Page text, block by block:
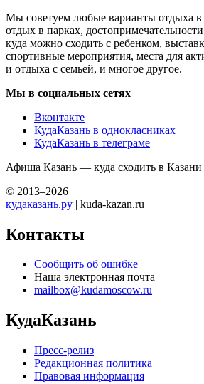
Мы советуем любые варианты отдыха
отдых в парках,
куда можно сходить с ребенком,
спортивные мероприятия, места для
и отдыха с семьей, и многое другое.
Мы в социальных сетях
Вконтакте
КудаКазань в однокласниках
КудаКазань в телеграме
Афиша Казань — куда сходить в Казани
© 2013–2026
кудаказань.ру | kuda-kazan.ru
Контакты
Сообщить об ошибке
Наша электронная почта
mailbox@kudamoscow.ru
КудаКазань
Пресс-релиз
Редакционная политика
Правовая информация